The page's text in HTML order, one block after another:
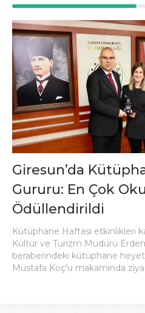
Giresun’da
Gururu: En Çok
Ödüllendirildi
Kütüphane Haftası etkinlikleri
Kültür ve Turizm Müdürü
beraberindeki kütüphane
Mustafa Koç’u makamında